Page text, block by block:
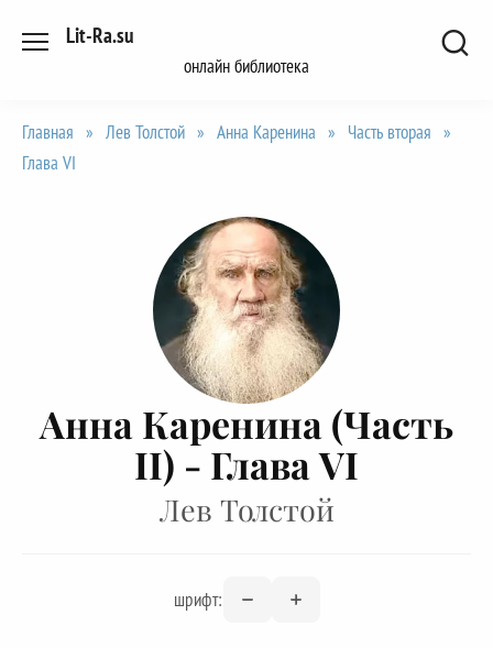
Lit-Ra.su
онлайн библиотека
Главная » Лев Толстой » Анна Каренина » Часть вторая »
Глава VI
Анна Каренина (Часть
II) -Глава VI
Лев Толстой
шрифт: